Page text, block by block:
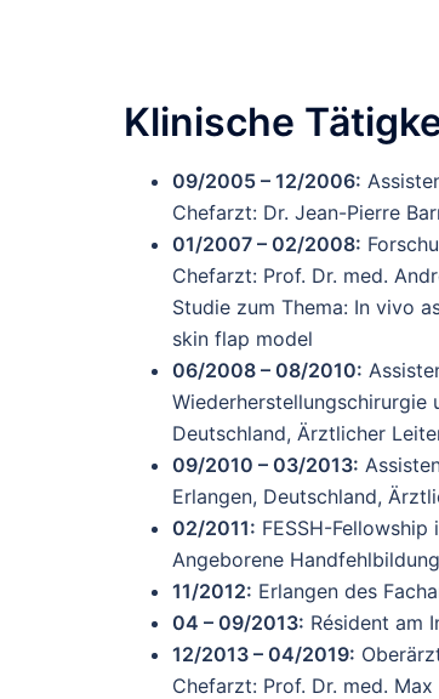
Klinische
09/2005 – 12/2006:
Chefarzt: Dr. Jean-Pierre
01/2007 – 02/2008:
Chefarzt: Prof. Dr. med.
Studie zum Thema: In vivo
skin flap model
06/2008 – 08/2010:
Wiederherstellungschirurgie
Deutschland, Ärztlicher
09/2010 – 03/2013:
Erlangen, Deutschland,
02/2011: FESSH-
Angeborene
11/2012: Erlangen des
04 – 09/2013: Résident am
12/2013 – 04/2019:
Chefarzt: Prof. Dr. med. Max